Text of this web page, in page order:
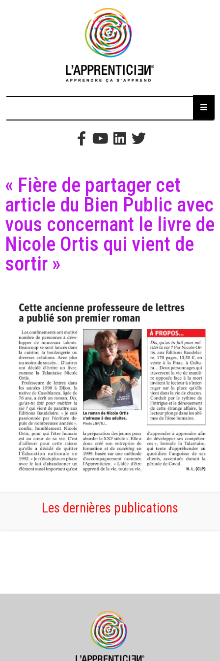
« Fière de partager cet
article du Bien Public avec
vous concernant le livre de
Nicole Ortis qui vient de
sortir »
Les dernières publications